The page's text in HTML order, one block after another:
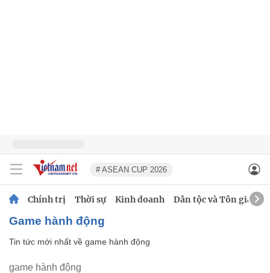
# ASEAN CUP 2026
Chính trị Thời sự Kinh doanh Dân tộc và Tôn giáo
game hành động
Tin tức mới nhất về game hành động
game hành động